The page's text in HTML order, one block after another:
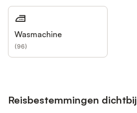
Wasmachine
(96)
Reisbestemmingen dichtbij